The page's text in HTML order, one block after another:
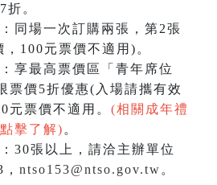
折。
：同場一次訂購兩張，第2張
100元票價不適用)。
享最高票價區「青年席位
票價5折優惠(入場請攜有效
元票價不適用。 (相關成年禮
擊了解) 。
30張以上，請洽主辦單位
ntso153@ntso.gov.tw 。